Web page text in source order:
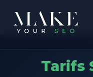
Tarifs